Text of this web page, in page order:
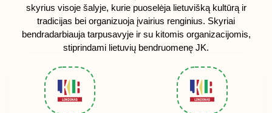
skyrius visoje šalyje, kurie puoselėja lietuvišką kultūrą ir
tradicijas bei organizuoja įvairius renginius. Skyriai
bendradarbiauja tarpusavyje ir su kitomis organizacijomis,
stiprindami lietuvių bendruomenę JK.